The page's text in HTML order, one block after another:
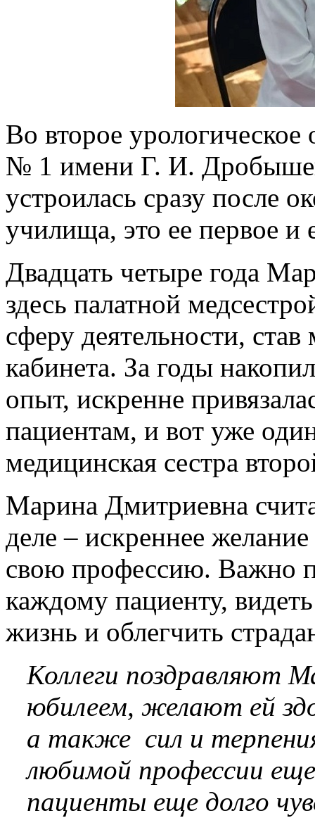
Во второе
№ 1 имени Г. И.
устроилась сразу после
училища, это ее первое и
Двадцать четыре года
здесь палатной
сферу деятельности,
кабинета. За годы
опыт, искренне
пациентам, и вот уже
медицинская сестра
Марина Дмитриевна
деле – искреннее
свою профессию. Важно
каждому пациенту,
жизнь и облегчить
Коллеги поздравляют
юбилеем, желают ей
а также сил и
любимой профессии
пациенты еще долго